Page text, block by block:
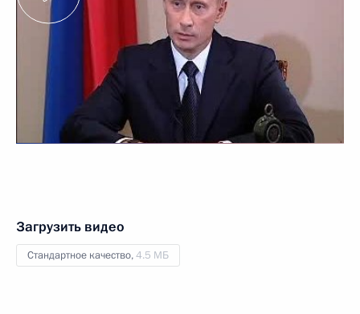
Загрузить видео
Стандартное качество,4.5 МБ